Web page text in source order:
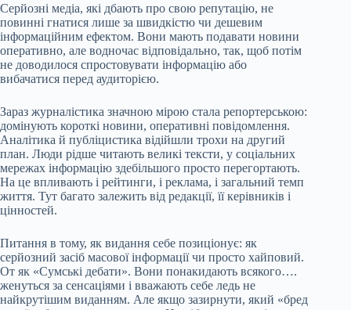
Серйозні медіа, які дбають про свою репутацію, не
повинні гнатися лише за швидкістю чи дешевим
інформаційним ефектом. Вони мають подавати новини
оперативно, але водночас відповідально, так, щоб потім
не доводилося спростовувати інформацію або
вибачатися перед аудиторією.
Зараз журналістика значною мірою стала репортерською:
домінують короткі новини, оперативні повідомлення.
Аналітика й публіцистика відійшли трохи на другий
план. Люди рідше читають великі тексти, у соціальних
мережах інформацію здебільшого просто перегортають.
На це впливають і рейтинги, і реклама, і загальний темп
життя. Тут багато залежить від редакції, її керівників і
цінностей.
Питання в тому, як видання себе позиціонує: як
серйозний засіб масової інформації чи просто хайповий.
От як «Сумські дебати». Вони понакидають всякого….
женуться за сенсаціями і вважають себе ледь не
найкрутішим виданням. Але якщо зазирнути, який «бред